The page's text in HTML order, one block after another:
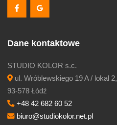
Dane kontaktowe
STUDIO KOLOR s.c.
ul. Wróblewskiego 19 A / lokal 2,
93-578 Łódź
+48 42 682 60 52
biuro@studiokolor.net.pl